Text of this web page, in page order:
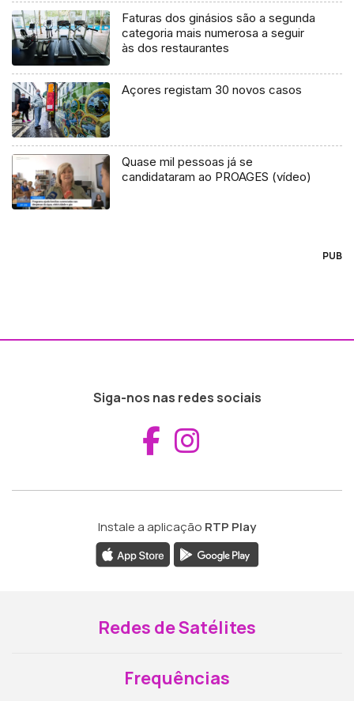
Faturas dos ginásios são a segunda
categoria mais numerosa a seguir
às dos restaurantes
Açores registam 30 novos casos
Quase mil pessoas já se
candidataram ao PROAGES (vídeo)
PUB
Siga-nos nas redes sociais
Aceder ao
Instale a aplicação RTP Play
Redes de Satélites
Frequências